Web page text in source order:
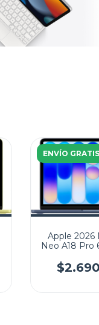
ENVÍO GRATIS
Apple 2026
Neo A18 Pro
8GB 13"
Mac